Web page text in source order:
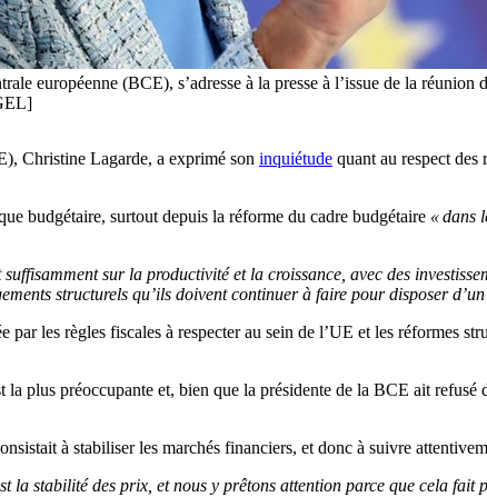
européenne (BCE), s’adresse à la presse à l’issue de la
Christine Lagarde, a exprimé son inquiétude quant au respect
budgétaire, surtout depuis la réforme du cadre budgétaire « dans
sur la productivité et la croissance, avec des
structurels qu’ils doivent continuer à faire pour disposer d’un
les règles fiscales à respecter au sein de l’UE et les réformes
la plus préoccupante et, bien que la présidente de la BCE ait
à stabiliser les marchés financiers, et donc à suivre
la stabilité des prix, et nous y prêtons attention parce que cela fait